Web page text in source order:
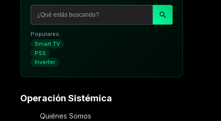
Populares:
Smart TV
PS5
Inverter
Operación Sistémica
Quiénes Somos